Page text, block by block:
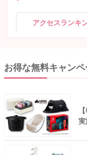
アクセスランキ
お得な無料キャン